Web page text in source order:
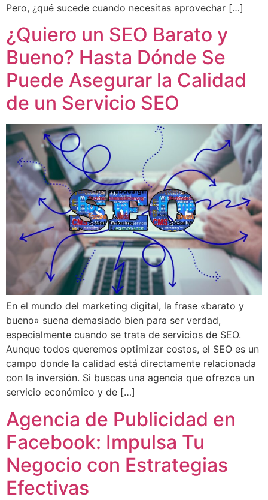
Pero, ¿qué sucede cuando necesitas aprovechar […]
¿Quiero un SEO Barato y
Bueno? Hasta Dónde Se
Puede Asegurar la Calidad
de un Servicio SEO
En el mundo del marketing digital, la frase «barato y
bueno» suena demasiado bien para ser verdad,
especialmente cuando se trata de servicios de SEO.
Aunque todos queremos optimizar costos, el SEO es un
campo donde la calidad está directamente relacionada
con la inversión. Si buscas una agencia que ofrezca un
servicio económico y de […]
Agencia de Publicidad en
Facebook: Impulsa Tu
Negocio con Estrategias
Efectivas